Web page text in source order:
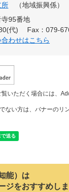
所
地域振興係
95番地
代)
Fax：079-
わせはこちら
いただく場合には、
ない方は、バナーのリ
能）は
ジをおすすめし